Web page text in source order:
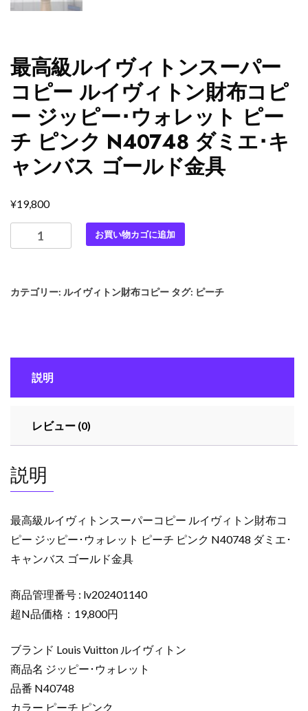
最高級ルイヴィトンスーパー
コピー ルイヴィトン財布コピ
ー ジッピー･ウォレット ピー
チ ピンク N40748 ダミエ･キ
ャンバス ゴールド金具
¥19,800
高
イ
ン
ー
コ
ー
ル
ヴ
ィ
ト
財
布
ピ
ー
ジ
ッ
お買い物カゴに追加
カテゴリー: ルイヴィトン財布コピー タグ: ピーチ
説明
レビュー (0)
説明
最高級ルイヴィトンスーパーコピー ルイヴィトン財布コ
ピー ジッピー･ウォレット ピーチ ピンク N40748 ダミエ･
キャンバス ゴールド金具
商品管理番号 : lv202401140
超N品価格：19,800円
ブランド Louis Vuitton ルイヴィトン
商品名 ジッピー･ウォレット
品番 N40748
カラー ピーチ ピンク